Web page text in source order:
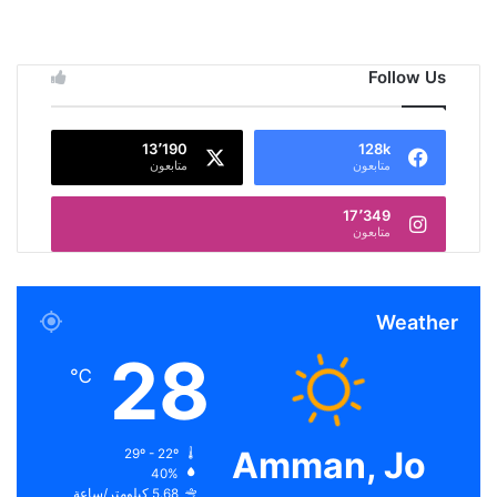
Follow Us
128k
متابعون
13٬190
متابعون
17٬349
متابعون
Weather
Amman, Jo
28
℃
40%
5.68 كيلومتر/ساعة